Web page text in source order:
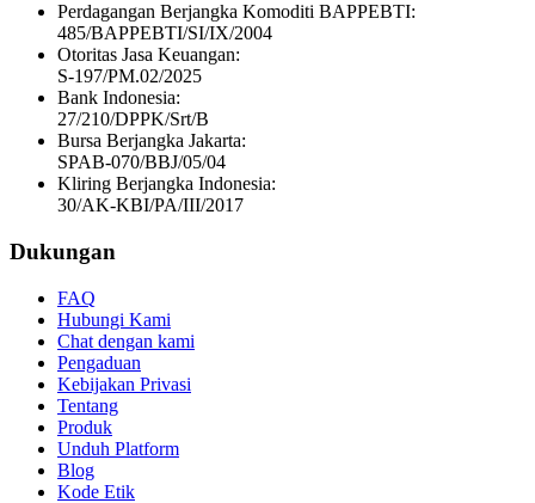
Perdagangan Berjangka Komoditi BAPPEBTI:
485/BAPPEBTI/SI/IX/2004
Otoritas Jasa Keuangan:
S-197/PM.02/2025
Bank Indonesia:
27/210/DPPK/Srt/B
Bursa Berjangka Jakarta:
SPAB-070/BBJ/05/04
Kliring Berjangka Indonesia:
30/AK-KBI/PA/III/2017
Dukungan
FAQ
Hubungi Kami
Chat dengan kami
Pengaduan
Kebijakan Privasi
Tentang
Produk
Unduh Platform
Blog
Kode Etik